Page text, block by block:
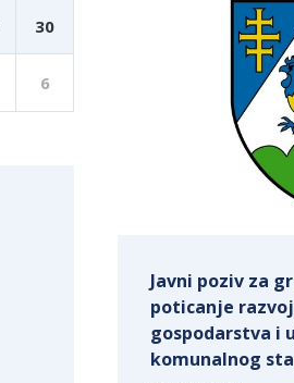
30
6
Javni poziv za
poticanje
gospodarstva i
komunalnog